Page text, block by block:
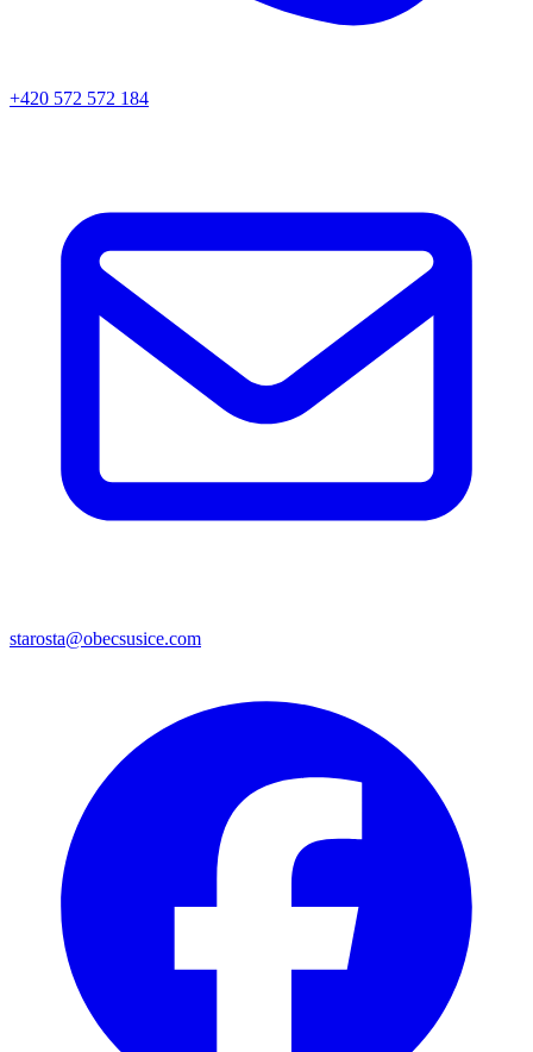
+420 572 572 184
starosta@obecsusice.com